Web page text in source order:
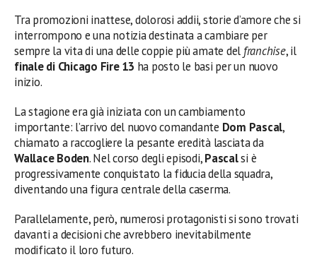
Tra promozioni inattese, dolorosi addii, storie d’amore che si
interrompono e una notizia destinata a cambiare per
sempre la vita di una delle coppie più amate del franchise, il
finale di Chicago Fire 13 ha posto le basi per un nuovo
inizio.
La stagione era già iniziata con un cambiamento
importante: l’arrivo del nuovo comandante Dom Pascal,
chiamato a raccogliere la pesante eredità lasciata da
Wallace Boden. Nel corso degli episodi,Pascalsi è
progressivamente conquistato la fiducia della squadra,
diventando una figura centrale della caserma.
Parallelamente, però, numerosi protagonisti si sono trovati
davanti a decisioni che avrebbero inevitabilmente
modificato il loro futuro.